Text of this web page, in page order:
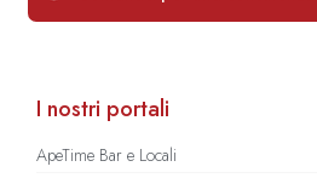
I nostri portali
ApeTime Bar e Locali